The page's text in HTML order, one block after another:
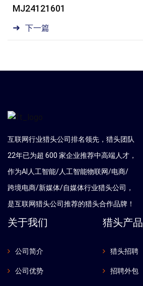
下一篇
MJ24121601
互联网行业猎头公司排名领先，猎头团队
22年已为超 600 家企业推荐中高端人才，
作为AI人工智能/人工智能物联网/电商/
跨境电商/新媒体/自媒体行业猎头公司，
是互联网猎头公司推荐的猎头合作品牌！
关于我们
公司简介
公司优势
猎头产品
猎头招聘
招聘外包